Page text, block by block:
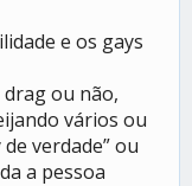
e os gays
ou não,
vários ou
verdade” ou
a pessoa